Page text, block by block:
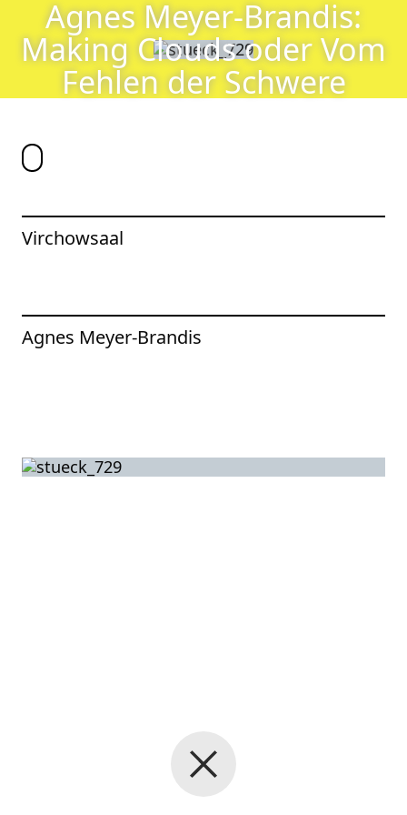
Jump to Program
Jump to Current
Jump to Pages
Agnes Meyer-Brandis: Making Clouds oder Vom
Agnes Meyer-Brandis:
Making Clouds oder Vom
Fehlen der Schwere
Virchowsaal
To the artist page of
Agnes Meyer-Brandis